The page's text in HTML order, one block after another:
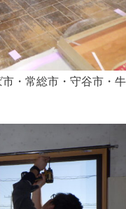
・常総市・守谷市・